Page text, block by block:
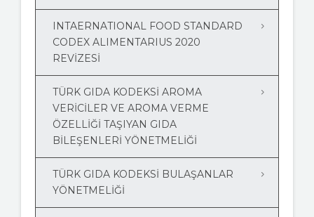
INTAERNATIONAL FOOD STANDARD
CODEX ALIMENTARIUS 2020
REVİZESİ
TÜRK GIDA KODEKSİ AROMA
VERİCİLER VE AROMA VERME
ÖZELLİĞİ TAŞIYAN GIDA
BİLEŞENLERİ YÖNETMELİĞİ
TÜRK GIDA KODEKSİ BULAŞANLAR
YÖNETMELİĞİ